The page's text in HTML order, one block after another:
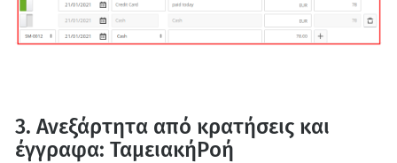
3. Ανεξάρτητα από κρατήσεις και
έγγραφα: ΤαμειακήΡοή